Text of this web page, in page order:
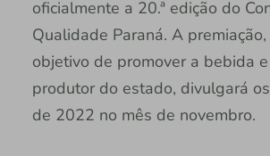
oficialmente a 20.ª edição do
Qualidade Paraná. A
objetivo de promover a bebida
produtor do estado, divulgará
de 2022 no mês de novembro.